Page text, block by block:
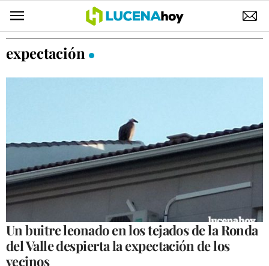
POLÍTICA
ECONOMÍA
DESARROLLO LOCAL
LUCENA EMPRESAS
OCIO
COFRADÍAS
expectación
Un buitre leonado en los tejados de la Ronda
del Valle despierta la expectación de los
vecinos